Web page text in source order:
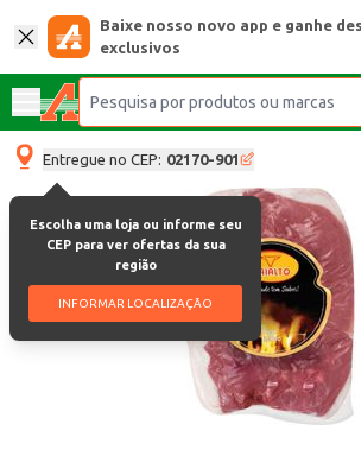
Baixe nosso novo app e ganhe
exclusivos
Entregue no CEP: 02170-901
Escolha uma loja ou informe seu
CEP para ver ofertas da sua
região
INFORMAR LOCALIZAÇÃO